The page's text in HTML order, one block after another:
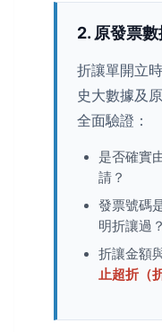
2. 原發票
折讓單開立
史大數據及
全面驗證：
是否確實
請？
發票號碼
明折讓過？
折讓金額
止超折（